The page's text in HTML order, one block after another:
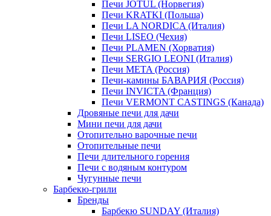
Печи JOTUL (Норвегия)
Печи KRATKI (Польша)
Печи LA NORDICA (Италия)
Печи LISEO (Чехия)
Печи PLAMEN (Хорватия)
Печи SERGIO LEONI (Италия)
Печи META (Россия)
Печи-камины БАВАРИЯ (Россия)
Печи INVICTA (Франция)
Печи VERMONT CASTINGS (Канада)
Дровяные печи для дачи
Мини печи для дачи
Отопительно варочные печи
Отопительные печи
Печи длительного горения
Печи с водяным контуром
Чугунные печи
Барбекю-грили
Бренды
Барбекю SUNDAY (Италия)